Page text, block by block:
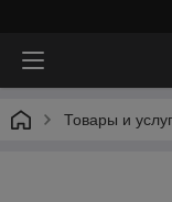
Товары и